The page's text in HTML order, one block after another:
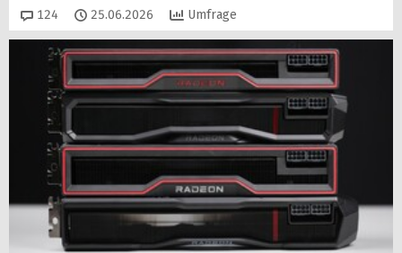
124 Kommentare
25.06.2026 Umfrage